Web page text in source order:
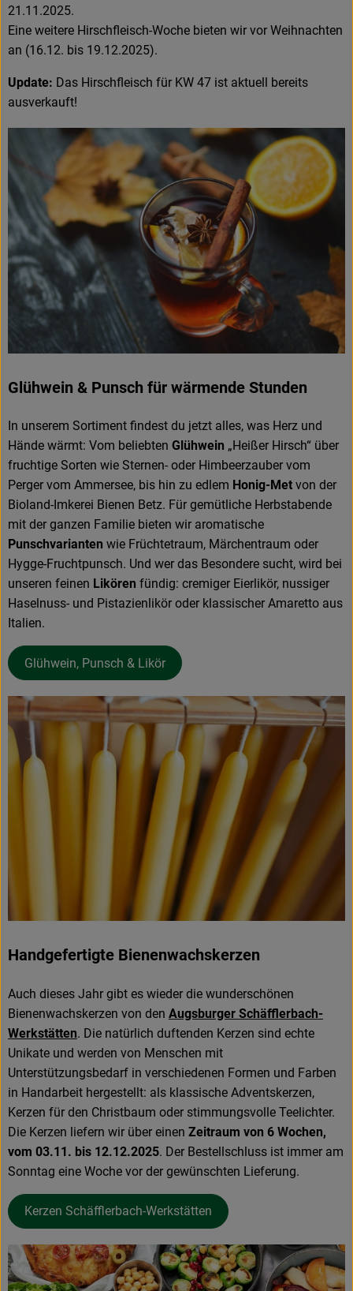
21.11.2025.
Eine weitere Hirschfleisch-Woche bieten wir vor Weihnachten
an (16.12. bis 19.12.2025).
Update: Das Hirschfleisch für KW 47 ist aktuell bereits
ausverkauft!
Glühwein & Punsch für wärmende Stunden
In unserem Sortiment findest du jetzt alles, was Herz und
Hände wärmt: Vom beliebten Glühwein „Heißer Hirsch“ über
fruchtige Sorten wie Sternen- oder Himbeerzauber vom
Perger vom Ammersee, bis hin zu edlem Honig-Met von der
Bioland-Imkerei Bienen Betz. Für gemütliche Herbstabende
mit der ganzen Familie bieten wir aromatische
Punschvarianten wie Früchtetraum, Märchentraum oder
Hygge-Fruchtpunsch. Und wer das Besondere sucht, wird bei
unseren feinen Likören fündig: cremiger Eierlikör, nussiger
Haselnuss- und Pistazienlikör oder klassischer Amaretto aus
Italien.
Glühwein, Punsch & Likör
Handgefertigte Bienenwachskerzen
Auch dieses Jahr gibt es wieder die wunderschönen
Bienenwachskerzen von den Augsburger Schäfflerbach-
Werkstätten. Die natürlich duftenden Kerzen sind echte
Unikate und werden von Menschen mit
Unterstützungsbedarf in verschiedenen Formen und Farben
in Handarbeit hergestellt: als klassische Adventskerzen,
Kerzen für den Christbaum oder stimmungsvolle Teelichter.
Die Kerzen liefern wir über einen Zeitraum von 6 Wochen,
vom 03.11. bis 12.12.2025. Der Bestellschluss ist immer am
Sonntag eine Woche vor der gewünschten Lieferung.
Kerzen Schäfflerbach-Werkstätten